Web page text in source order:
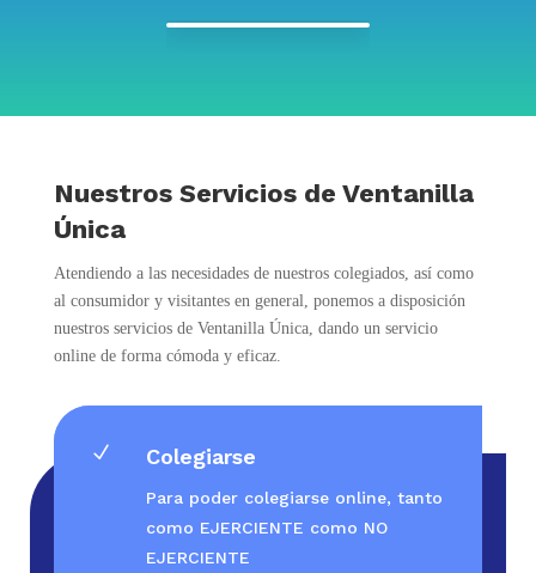
Nuestros Servicios de Ventanilla
Única
Atendiendo a las necesidades de nuestros colegiados, así como
al consumidor y visitantes en general, ponemos a disposición
nuestros servicios de Ventanilla Única, dando un servicio
online de forma cómoda y eficaz.
N Colegiarse
Para poder colegiarse online, tanto
como EJERCIENTE como NO
EJERCIENTE